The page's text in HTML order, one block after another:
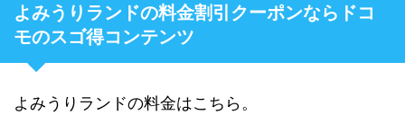
よみうりランドの料金割引クーポンならドコ
モのスゴ得コンテンツ
よみうりランドの料金はこちら。